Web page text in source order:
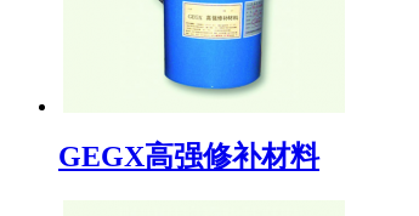
GEGX高强修补材料